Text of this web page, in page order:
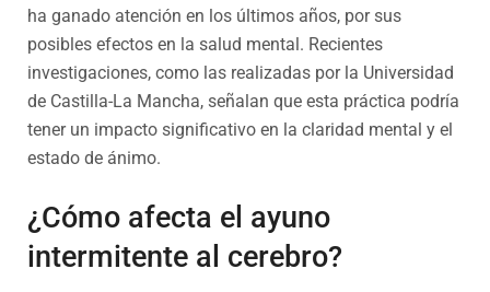
ha ganado atención en los últimos años, por sus
posibles efectos en la salud mental. Recientes
investigaciones, como las realizadas por la Universidad
de Castilla-La Mancha, señalan que esta práctica podría
tener un impacto significativo en la claridad mental y el
estado de ánimo.
¿Cómo afecta el ayuno
intermitente al cerebro?